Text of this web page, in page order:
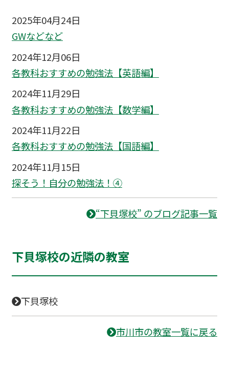
2025年04月24日
GWなどなど
2024年12月06日
各教科おすすめの勉強法【英語編】
2024年11月29日
各教科おすすめの勉強法【数学編】
2024年11月22日
各教科おすすめの勉強法【国語編】
2024年11月15日
探そう！自分の勉強法！④
“下貝塚校” のブログ記事一覧
下貝塚校の近隣の教室
下貝塚校
市川市の教室一覧に戻る